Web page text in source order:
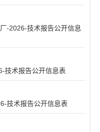
-2026-技术报告公开信息
技术报告公开信息表
技术报告公开信息表